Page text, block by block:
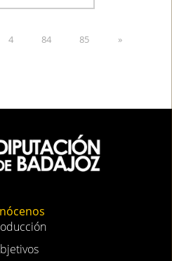
4 84 85 »